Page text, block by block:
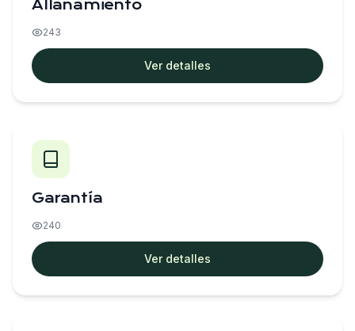
Allanamiento
243
Ver detalles
Garantía
240
Ver detalles